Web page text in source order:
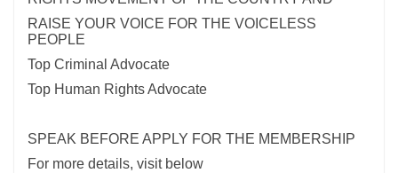
RAISE YOUR VOICE FOR THE VOICELESS
PEOPLE
Top Criminal Advocate
Top Human Rights Advocate
SPEAK BEFORE APPLY FOR THE MEMBERSHIP
For more details, visit below